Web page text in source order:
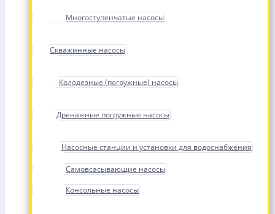
Многоступенчатые насосы
Скважинные насосы
Колодезные (погружные) насосы
Дренажные погружные насосы
Насосные станции и установки для водоснабжения
Самовсасывающие насосы
Консольные насосы